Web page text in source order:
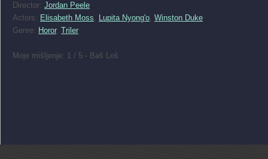
Director: Jordan Peele
Actors: Elisabeth Moss, Lupita Nyong'o, Winston Duke
Genre: Horor, Triler
Moje mišljenje: 1 / 5 - Baš Loš